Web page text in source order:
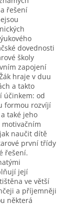
řešení
dovednosti
školy
zapojení
hraje v duu
a takto
účinkem: od
formou rozvíjí
také jeho
naučit dítě
první třídy
řešení.
její
ve větší
a příjemněji
některá